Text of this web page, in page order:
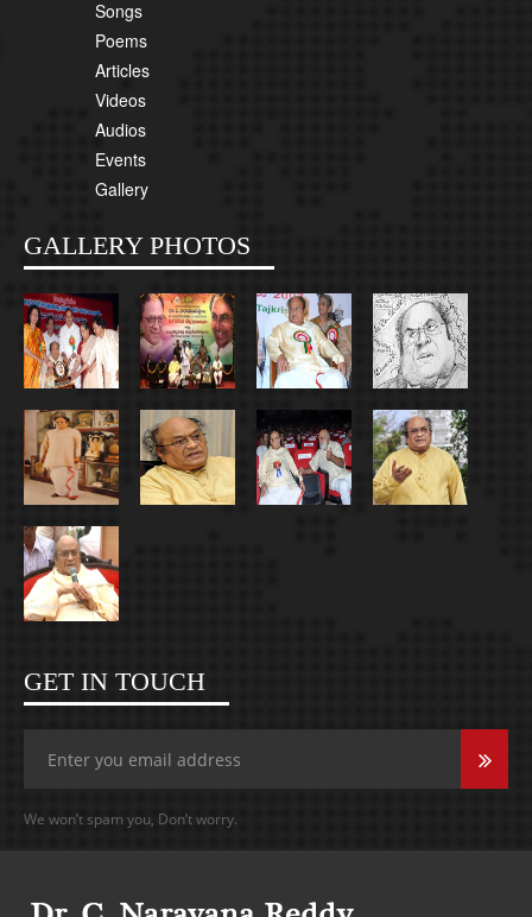
Songs
Poems
Articles
Videos
Audios
Events
Gallery
GALLERY PHOTOS
GET IN TOUCH
We won’t spam you, Don’t worry.